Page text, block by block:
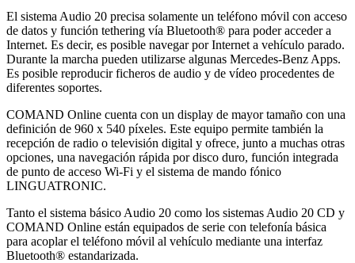
El sistema Audio 20 precisa solamente un teléfono móvil con acceso
de datos y función tethering vía Bluetooth® para poder acceder a
Internet. Es decir, es posible navegar por Internet a vehículo parado.
Durante la marcha pueden utilizarse algunas Mercedes-Benz Apps.
Es posible reproducir ficheros de audio y de vídeo procedentes de
diferentes soportes.
COMAND Online cuenta con un display de mayor tamaño con una
definición de 960 x 540 píxeles. Este equipo permite también la
recepción de radio o televisión digital y ofrece, junto a muchas otras
opciones, una navegación rápida por disco duro, función integrada
de punto de acceso Wi-Fi y el sistema de mando fónico
LINGUATRONIC.
Tanto el sistema básico Audio 20 como los sistemas Audio 20 CD y
COMAND Online están equipados de serie con telefonía básica
para acoplar el teléfono móvil al vehículo mediante una interfaz
Bluetooth® estandarizada.